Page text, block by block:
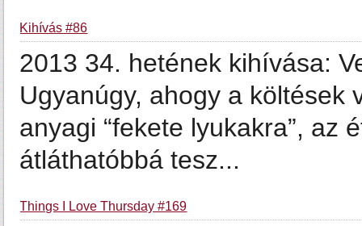
Kihívás #86
2013 34. hetének kihívása:
Ugyanúgy, ahogy a költések
anyagi “fekete lyukakra”, az
átláthatóbbá tesz...
Things I Love Thursday #169